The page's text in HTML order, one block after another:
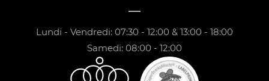
Lundi - Vendredi: 07:30 - 12:00 & 13:00 - 18:00
Samedi: 08:00 - 12:00